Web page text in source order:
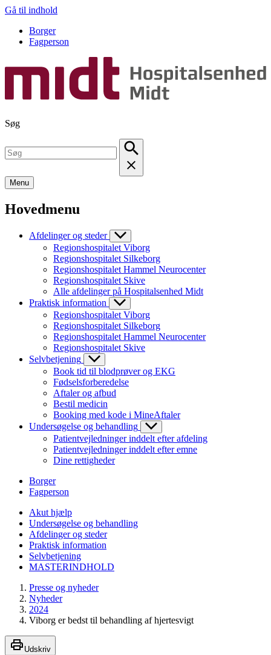
Gå til indhold
Borger
Fagperson
Søg
Menu
Hovedmenu
Afdelinger og steder
Regionshospitalet Viborg
Regionshospitalet Silkeborg
Regionshospitalet Hammel Neurocenter
Regionshospitalet Skive
Alle afdelinger på Hospitalsenhed Midt
Praktisk information
Regionshospitalet Viborg
Regionshospitalet Silkeborg
Regionshospitalet Hammel Neurocenter
Regionshospitalet Skive
Selvbetjening
Book tid til blodprøver og EKG
Fødselsforberedelse
Aftaler og afbud
Bestil medicin
Booking med kode i MineAftaler
Undersøgelse og behandling
Patientvejledninger inddelt efter afdeling
Patientvejledninger inddelt efter emne
Dine rettigheder
Borger
Fagperson
Akut hjælp
Undersøgelse og behandling
Afdelinger og steder
Praktisk information
Selvbetjening
MASTERINDHOLD
Presse og nyheder
Nyheder
2024
Viborg er bedst til behandling af hjertesvigt
Udskriv